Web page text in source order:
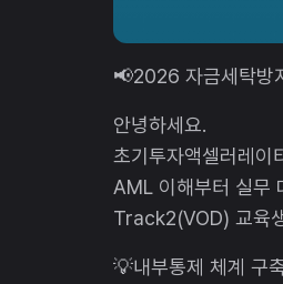
📢2026 자금세탁방
안녕하세요.
초기투자액셀러레이
AML 이해부터 실무
Track2(VOD) 교육
💡내부통제 체계 구